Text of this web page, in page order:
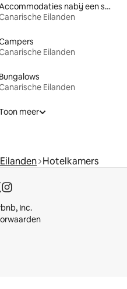
Accommodaties nabij een strand
Eilanden
Eilanden
Bungalows
Eilanden
meer
Hotelkamers
Inc.